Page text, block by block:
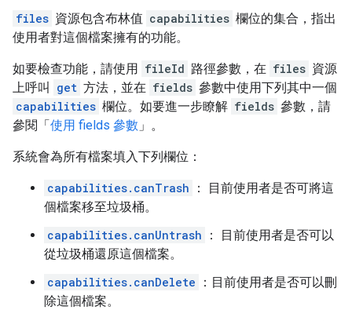
files 資源包含布林值 capabilities 欄位的集合，指出
使用者對這個檔案擁有的功能。
如要檢查功能，請使用 fileId 路徑參數，在 files 資源
上呼叫
get 方法，並在 fields 參數中使用下列其中一個
capabilities 欄位。如要進一步瞭解 fields 參數，請
參閱「使用 fields 參數 」。
系統會為所有檔案填入下列欄位：
capabilities.canTrash
： 目前使用者是否可將這
個檔案移至垃圾桶。
capabilities.canUntrash
： 目前使用者是否可以
從垃圾桶還原這個檔案。
capabilities.canDelete
：目前使用者是否可以刪
除這個檔案。